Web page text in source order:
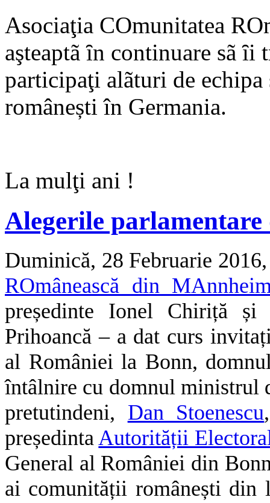
Asociaţia COmunitatea
aşteaptã ȋn continuare sã ȋi
participaţi alãturi de echipa
românești în Germania.
La mulţi ani !
Alegerile
Duminică, 28 Februarie
ROmânească din
președinte Ionel Chiriță și
Prihoancă – a dat curs
al României la Bonn,
întâlnire cu domnul ministrul
pretutindeni, Dan Stoenescu
președintaAutorității
General al României din
ai comunității românești din